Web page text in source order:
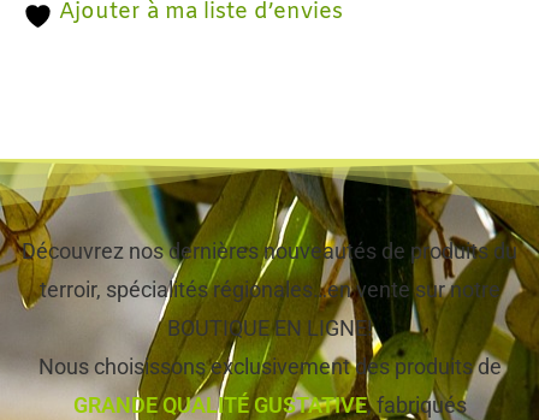
Ajouter à ma liste d’envies
Découvrez nos dernières nouveautés de produits du
terroir, spécialités régionales…en vente sur notre
BOUTIQUE EN LIGNE!
Nous choisissons exclusivement des produits de
GRANDE QUALITÉ GUSTATIVE, fabriqués